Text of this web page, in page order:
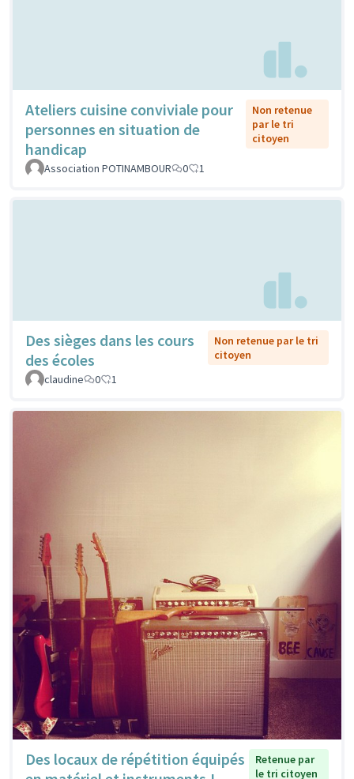
Ateliers cuisine conviviale pour
personnes en situation de
handicap
Non retenue
par le tri
citoyen
Association POTINAMBOUR 0 1
Des sièges dans les cours
des écoles
Non retenue par le tri
citoyen
claudine
0 1
Des locaux de répétition équipés
Retenue par
le tri citoyen